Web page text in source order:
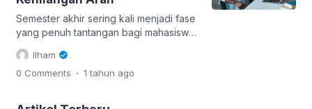
Semester akhir sering kali menjadi fase
yang penuh tantangan bagi mahasiswa.
Setelah melewati berbagai ujian, tugas,
dan skripsi yang melelahkan, banyak
yang mulai merasakan kejenuhan dan
karena itu, penting untuk menemukan
Ilham
0 Comments . 1 tahun ago